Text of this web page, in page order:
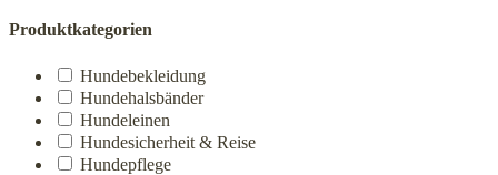
Produktkategorien
Hundebekleidung
Hundehalsbänder
Hundeleinen
Hundesicherheit & Reise
Hundepflege